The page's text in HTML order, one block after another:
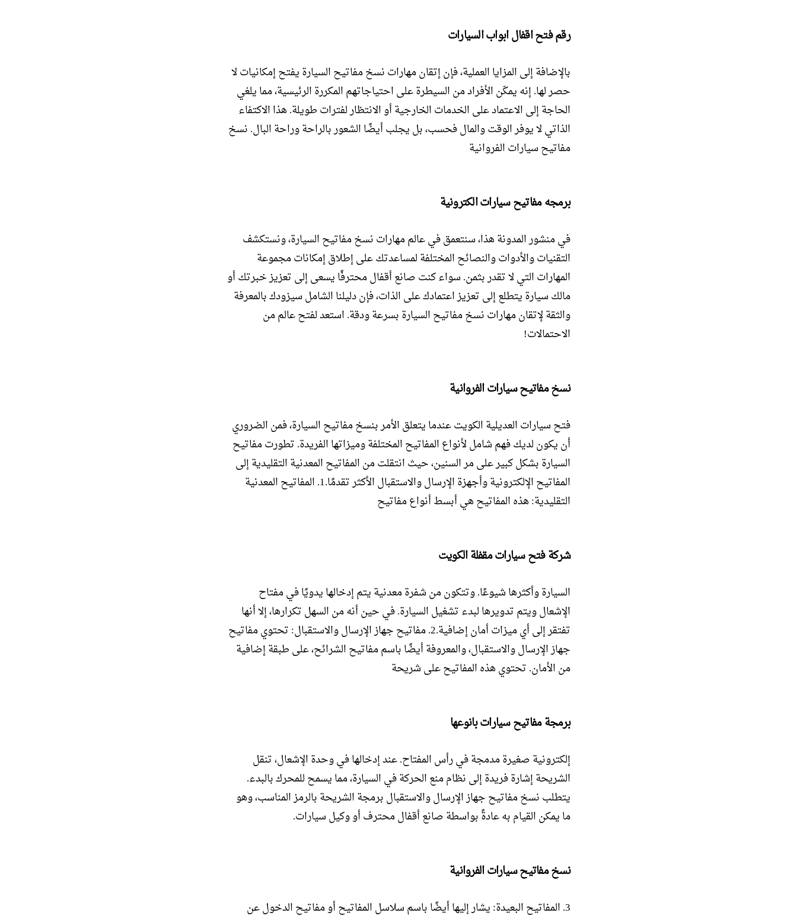
رقم فتح اقفال ابواب السيارات
بالإضافة إلى المزايا العملية، فإن إتقان مهارات نسخ مفاتيح السيارة يفتح إمكانيات لا
حصر لها. إنه يمكّن الأفراد من السيطرة على احتياجاتهم المكررة الرئيسية، مما يلغي
الحاجة إلى الاعتماد على الخدمات الخارجية أو الانتظار لفترات طويلة. هذا الاكتفاء
الذاتي لا يوفر الوقت والمال فحسب، بل يجلب أيضًا الشعور بالراحة وراحة البال. نسخ
مفاتيح سيارات الفروانية
برمجه مفاتيح سيارات الكترونية
في منشور المدونة هذا، سنتعمق في عالم مهارات نسخ مفاتيح السيارة، ونستكشف
التقنيات والأدوات والنصائح المختلفة لمساعدتك على إطلاق إمكانات مجموعة
المهارات التي لا تقدر بثمن. سواء كنت صانع أقفال محترفًا يسعى إلى تعزيز خبرتك أو
مالك سيارة يتطلع إلى تعزيز اعتمادك على الذات، فإن دليلنا الشامل سيزودك بالمعرفة
والثقة لإتقان مهارات نسخ مفاتيح السيارة بسرعة ودقة. استعد لفتح عالم من
الاحتمالات!
نسخ مفاتيح سيارات الفروانية
فتح سيارات العديلية الكويت عندما يتعلق الأمر بنسخ مفاتيح السيارة، فمن الضروري
أن يكون لديك فهم شامل لأنواع المفاتيح المختلفة وميزاتها الفريدة. تطورت مفاتيح
السيارة بشكل كبير على مر السنين، حيث انتقلت من المفاتيح المعدنية التقليدية إلى
المفاتيح الإلكترونية وأجهزة الإرسال والاستقبال الأكثر تقدمًا.1. المفاتيح المعدنية
التقليدية: هذه المفاتيح هي أبسط أنواع مفاتيح
شركة فتح سيارات مقفلة الكويت
السيارة وأكثرها شيوعًا. وتتكون من شفرة معدنية يتم إدخالها يدويًا في مفتاح
الإشعال ويتم تدويرها لبدء تشغيل السيارة. في حين أنه من السهل تكرارها، إلا أنها
تفتقر إلى أي ميزات أمان إضافية.2. مفاتيح جهاز الإرسال والاستقبال: تحتوي مفاتيح
جهاز الإرسال والاستقبال، والمعروفة أيضًا باسم مفاتيح الشرائح، على طبقة إضافية
من الأمان. تحتوي هذه المفاتيح على شريحة
برمجة مفاتيح سيارات بانوعها
إلكترونية صغيرة مدمجة في رأس المفتاح. عند إدخالها في وحدة الإشعال، تنقل
الشريحة إشارة فريدة إلى نظام منع الحركة في السيارة، مما يسمح للمحرك بالبدء.
يتطلب نسخ مفاتيح جهاز الإرسال والاستقبال برمجة الشريحة بالرمز المناسب، وهو
ما يمكن القيام به عادةً بواسطة صانع أقفال محترف أو وكيل سيارات.
نسخ مفاتيح سيارات الفروانية
3. المفاتيح البعيدة: يشار إليها أيضًا باسم سلاسل المفاتيح أو مفاتيح الدخول عن